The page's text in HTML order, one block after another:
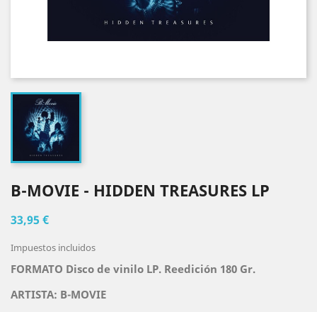
B-MOVIE - HIDDEN TREASURES LP
33,95 €
Impuestos incluidos
FORMATO Disco de vinilo LP. Reedición 180 Gr.
ARTISTA: B-MOVIE